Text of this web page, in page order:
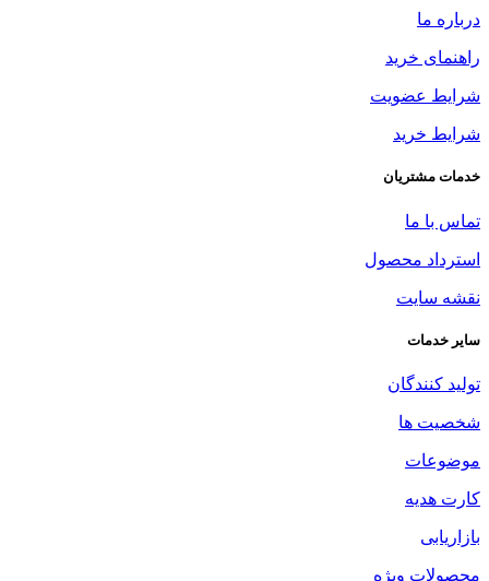
درباره ما
راهنمای خرید
شرایط عضویت
شرایط خرید
خدمات مشتریان
تماس با ما
استرداد محصول
نقشه سایت
سایر خدمات
تولید کنندگان
شخصیت ها
موضوعات
کارت هدیه
بازاریابی
محصولات ویژه